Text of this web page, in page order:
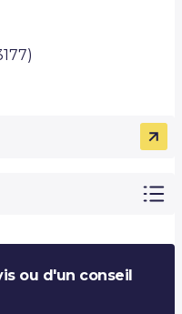
ou d'un conseil